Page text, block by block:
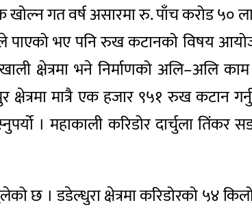
खोल्न गत वर्ष असारमा रु. पाँच करोड ५०
भए पनि रुख कटानको विषय
क्षेत्रमा भने निर्माणको अलि–अलि
मात्रै एक हजार ९५१ रुख कटान
। महाकाली करिडोर दार्चुला तिंकर
छ । डडेल्धुरा क्षेत्रमा करिडोरको ५४